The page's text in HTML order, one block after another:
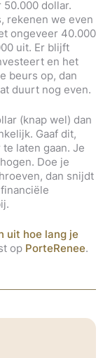
dollar.
rekenen we even
ongeveer 40.000
uit. Er blijft
en het
beurs op, dan
duurt nog even.
(knap wel) dan
Gaaf dit,
laten gaan. Je
Doe je
dan snijdt
uit hoe lang je
op PorteRenee.